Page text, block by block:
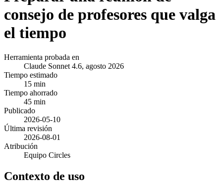
consejo de profesores que valga
el tiempo
Herramienta probada en
Claude Sonnet 4.6, agosto 2026
Tiempo estimado
15 min
Tiempo ahorrado
45 min
Publicado
2026-05-10
Última revisión
2026-08-01
Atribución
Equipo Circles
Contexto de uso